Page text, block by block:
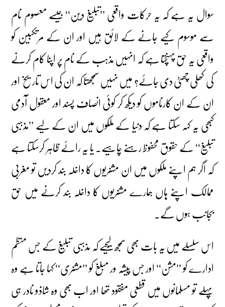
سوال یہ ہے کہ یہ حرکات واقعی ’’تبلیغ دین‘‘ جیسے معصوم نام
سے موسوم کیے جانے کے لائق ہیں اور ان کے مرتکبین کو
واقعی یہ حق پہنچتا ہے کہ انہیں مذہب کے نام پر اپنا کام کرنے
کی کھلی چھٹی دی جائے؟ میں نہیں سمجھتا کہ ان کی اس تاریخ اور
ان کے ان کارناموں کو دیکھ کر کوئی انصاف پسند اور معقول آدمی
کبھی یہ کہہ سکتا ہے کہ دنیا کے ملکوں میں ان کے لیے ’’مذہبی
تبلیغ‘‘ کے حقوق محفوظ رہنے چاہیے۔ یا یہ رائے ظاہر کرسکتا ہے
کہ اگر ہم اپنے ملکوں میں ان مشنریوں کا داخلہ بند کردیں تو مغربی
ممالک اپنے ہاں ہمارے مشنریوں کا داخلہ بند کرنے میں حق
بجانب ہوں گے۔
اس سلسلے میں یہ بات بھی سمجھ لیجیے کہ مذہبی تبلیغ کے جس منظم
ادارے کو ’’مشن‘‘ اور جس پیشہ ور مبلغ کو ’’مشنری‘‘ کہا جاتا ہے وہ
پہلے تو مسلمانوں میں قطعی مفقود تھا اور اب بھی وہ شاذو نادر ہی